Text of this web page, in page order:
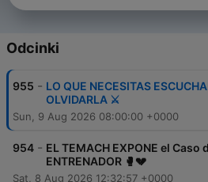
Odcinki
955 - LO QUE NECESITAS
OLVIDARLA ⚔️
Sun, 9 Aug 2026 08:00:00 +0000
954 - EL TEMACH EXPONE el Caso
ENTRENADOR 🥊💔
Sat, 8 Aug 2026 12:32:57 +0000